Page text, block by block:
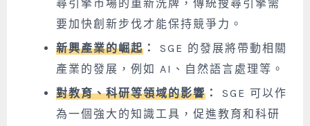
尋引擎市場的重新洗牌，傳統搜尋引擎需
要加快創新步伐才能保持競爭力。
新興產業的崛起 ：
SGE 的發展將帶動相關
產業的發展，例如 AI、自然語言處理等。
對教育、科研等領域的影響 ：
SGE 可以作
為一個強大的知識工具，促進教育和科研